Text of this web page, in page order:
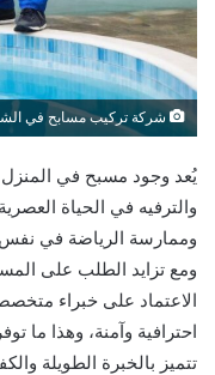
شركة تركيب مسابح في
يُعد وجود مسبح في المنزل
والترفيه في الحياة
وممارسة الرياضة في
ومع تزايد الطلب على
الاعتماد على خبراء
احترافية وآمنة، وهذا ما
تتميز بالخبرة الطويلة